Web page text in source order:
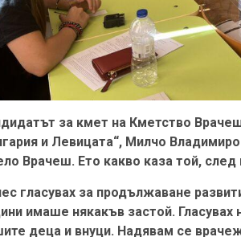
за кмет на Кметство
и Левицата“, Милчо
Врачеш. Ето какво каза той,
гласувах за продължаване
имаше някакъв застой.
деца и внуци. Надявам се